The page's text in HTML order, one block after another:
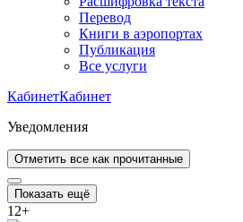
Перевод
Книги в аэропортах
Публикация
Все услуги
КабинетКабинет
Уведомления
Отметить все как прочитанные
Показать ещё
12+